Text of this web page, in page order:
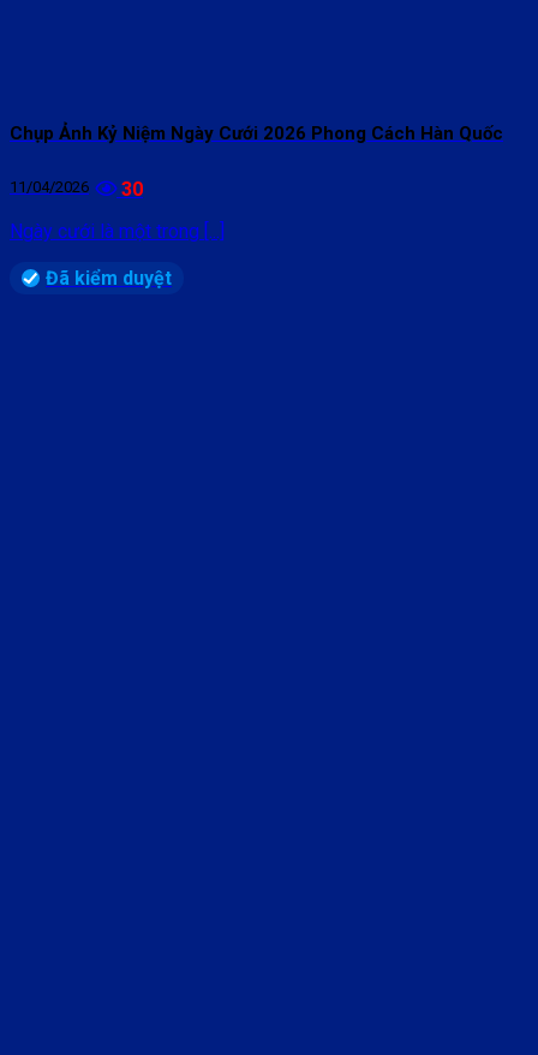
Chụp Ảnh Kỷ Niệm Ngày Cưới 2026 Phong Cách Hàn Quốc
11/04/2026
30
Ngày cưới là một trong [...]
Đã kiểm duyệt